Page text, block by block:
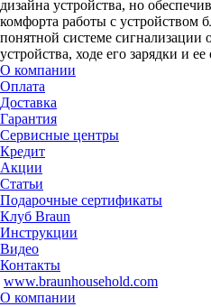
дизайна устройства, но
комфорта работы с устройством
понятной системе сигнализации
устройства, ходе его зарядки и
О компании
Оплата
Доставка
Гарантия
Сервисные центры
Кредит
Акции
Статьи
Подарочные сертификаты
Клуб Braun
Инструкции
Видео
Контакты
www.braunhousehold.com
О компании